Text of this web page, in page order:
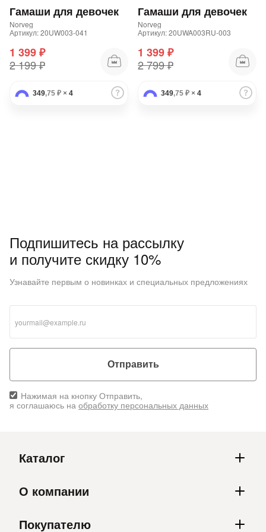
Гамаши для девочек
Norveg
Артикул: 20UW003-041
1 399 ₽
2 199 ₽
349,75 ₽ × 4
Гамаши для девочек
Norveg
Артикул: 20UWA003RU-003
1 399 ₽
2 799 ₽
349,75 ₽ × 4
Подпишитесь на рассылку
и получите скидку 10%
Узнавайте первым о новинках и специальных предложениях
Отправить
Нажимая на кнопку Отправить,
я соглашаюсь на обработку персональных данных
Каталог
О компании
Покупателю
раз в 2 недели